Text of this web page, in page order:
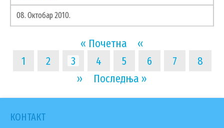
08. Октобар 2010.
First
page
« Почетна
Previous
page
‹‹
Page
1 Page
2 Current
3 Page
4 Page
5 Page
6 Page
7 Page
8
Next
››
Last
Последња »
КОНТАКТ